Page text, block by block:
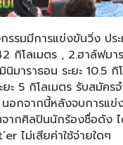
มีการแข่งขันวิ่ง ประ
กิโลเมตร , 2.ฮาล์ฟมา
นิมาราธอน ระยะ 10.5 กิ
ยะ 5 กิโลเมตร รับสมัคร
อกจากนี้หลังจบการแข่
ากศิลปินนักร้องชื่อดัง
ไม่เสียค่าใช้จ่ายใดๆ